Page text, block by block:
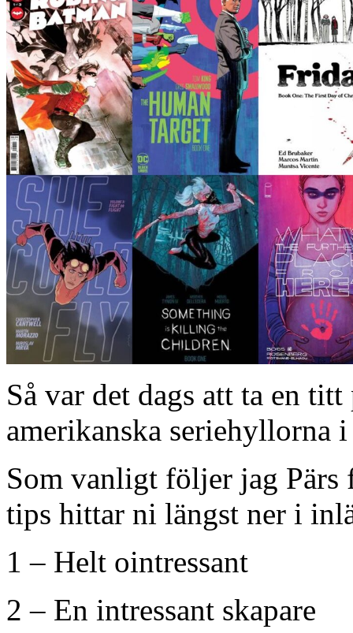
Så var det dags att ta en
amerikanska seriehyllorna
Som vanligt följer jag Pärs
tips hittar ni längst ner i
1 – Helt ointressant
2 – En intressant skapare